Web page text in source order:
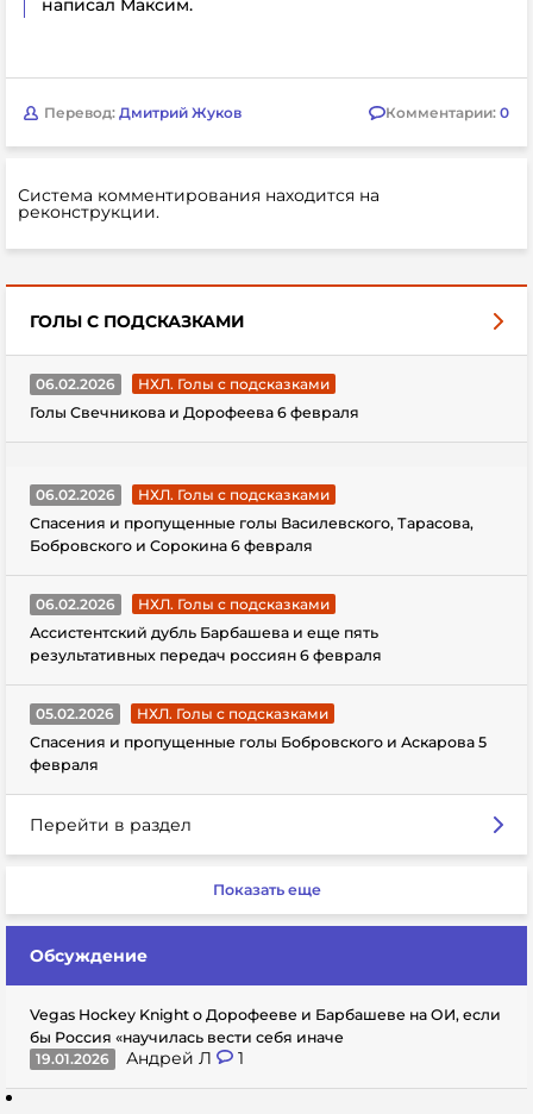
написал Максим.
Перевод: Дмитрий Жуков Комментарии: 0
Система комментирования находится на
реконструкции.
ГОЛЫ С ПОДСКАЗКАМИ
06.02.2026
НХЛ. Голы с подсказками
Голы Свечникова и Дорофеева 6 февраля
06.02.2026
НХЛ. Голы с подсказками
Спасения и пропущенные голы Василевского, Тарасова,
Бобровского и Сорокина 6 февраля
06.02.2026
НХЛ. Голы с подсказками
Ассистентский дубль Барбашева и еще пять
результативных передач россиян 6 февраля
05.02.2026
НХЛ. Голы с подсказками
Спасения и пропущенные голы Бобровского и Аскарова 5
февраля
Перейти в раздел
Показать еще
Обсуждение
Vegas Hockey Knight о Дорофееве и Барбашеве на ОИ, если
бы Россия «научилась вести себя иначе
19.01.2026
Андрей Л 1